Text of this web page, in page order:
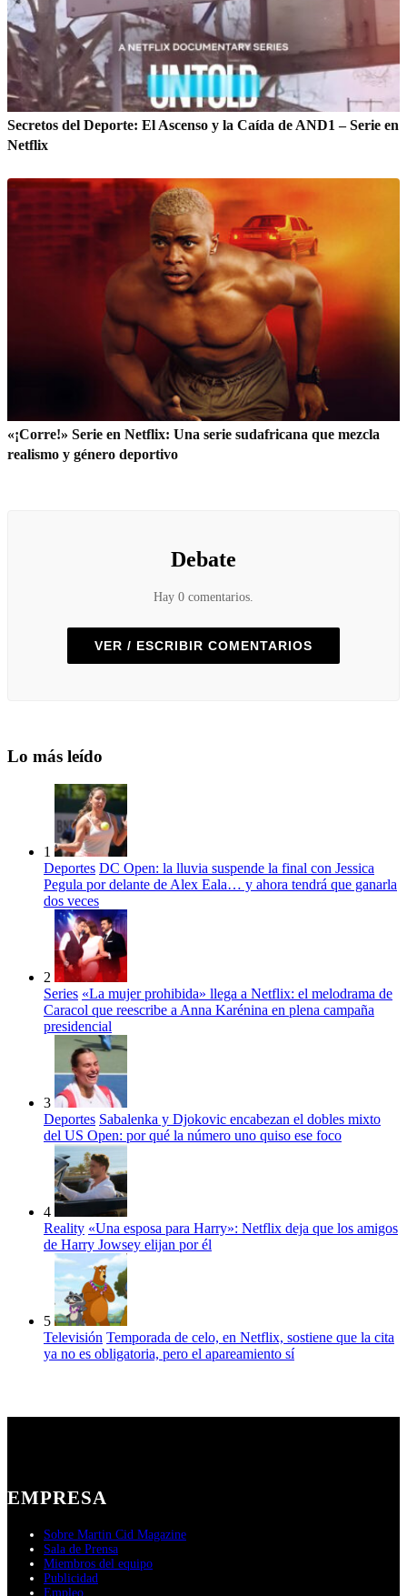
Secretos del Deporte: El Ascenso y la Caída de AND1 – Serie en
Netflix
«¡Corre!» Serie en Netflix: Una serie sudafricana que mezcla
realismo y género deportivo
Debate
Hay 0 comentarios.
VER / ESCRIBIR COMENTARIOS
Lo más leído
1
Deportes DC Open: la lluvia suspende la final con Jessica
Pegula por delante de Alex Eala… y ahora tendrá que ganarla
dos veces
2
Series «La mujer prohibida» llega a Netflix: el melodrama de
Caracol que reescribe a Anna Karénina en plena campaña
presidencial
3
Deportes Sabalenka y Djokovic encabezan el dobles mixto
del US Open: por qué la número uno quiso ese foco
4
Reality «Una esposa para Harry»: Netflix deja que los amigos
de Harry Jowsey elijan por él
5
Televisión Temporada de celo, en Netflix, sostiene que la cita
ya no es obligatoria, pero el apareamiento sí
EMPRESA
Sobre Martin Cid Magazine
Sala de Prensa
Miembros del equipo
Publicidad
Empleo